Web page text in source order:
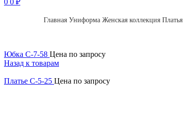
Главная Униформа Женская коллекция Платья
Юбка С-7-58 Цена по запросу
Назад к товарам
Платье С-5-25 Цена по запросу